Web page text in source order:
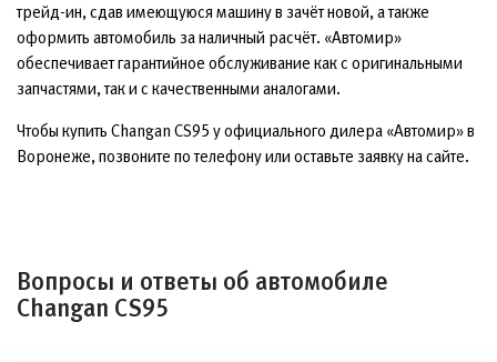
трейд-ин, сдав имеющуюся машину в зачёт новой, а также
оформить автомобиль за наличный расчёт. «Автомир»
обеспечивает гарантийное обслуживание как с оригинальными
запчастями, так и с качественными аналогами.
Чтобы купить Changan CS95 у официального дилера «Автомир» в
Воронеже, позвоните по телефону или оставьте заявку на сайте.
Вопросы и ответы об автомобиле
Changan CS95